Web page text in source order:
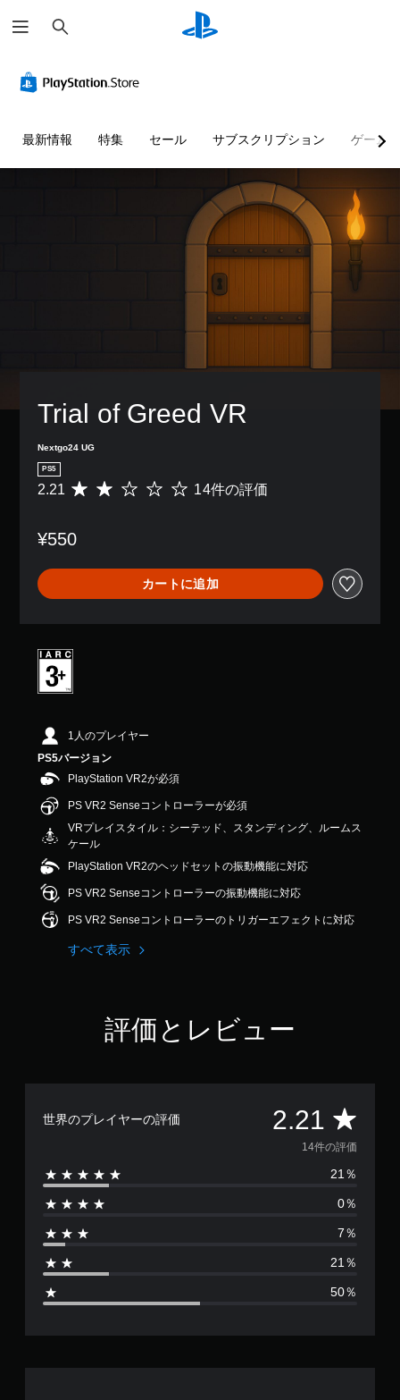
索
最新情報 特集 セール サブスクリプション ゲーム
Trial of Greed VR
Nextgo24 UG
PS5
評
は
4
、
平
価
は
中
の
2
.
1
で
す
2.21 14件の評価
¥550
カートに追加
1人のプレイヤー
PS5バージョン
PlayStation VR2が必須
PS VR2 Senseコントローラーが必須
VRプレイスタイル：シーテッド、スタンディング、ルームス
ケール
PlayStation VR2のヘッドセットの振動機能に対応
PS VR2 Senseコントローラーの振動機能に対応
PS VR2 Senseコントローラーのトリガーエフェクトに対応
すべて表示
評価とレビュー
世界のプレイヤーの評価 2.21 評
価
数
は
4
14件の評価
21％
0％
7％
21％
50％